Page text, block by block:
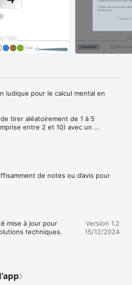
ludique pour le calcul mental en
tirer aléatoirement de 1 à 5
entre 2 et 10) avec un
leurs résultats. Il peut par exemple
plus petit au plus grand ;
le plus grand nombre ;
est bon", en proposant un
au tirage aléatoire.
de notes ou d’avis pour
mise à jour pour
techniques.
Version 1.2
15/12/2024